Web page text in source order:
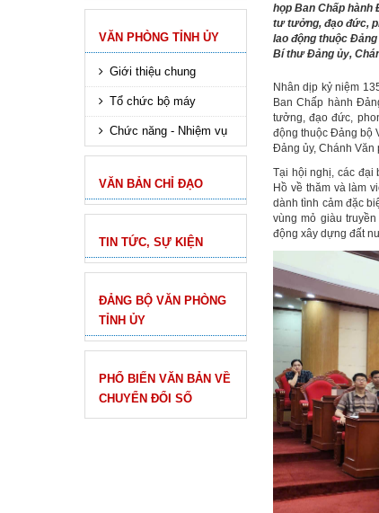
VĂN PHÒNG TỈNH ỦY
Giới thiệu chung
Tổ chức bộ máy
Chức năng - Nhiệm vụ
VĂN BẢN CHỈ ĐẠO
TIN TỨC, SỰ KIỆN
ĐẢNG BỘ VĂN PHÒNG
TỈNH ỦY
PHỔ BIẾN VĂN BẢN VỀ
CHUYỂN ĐỔI SỐ
họp Ban Chấp hành
tư tưởng, đạo đức,
lao động thuộc
Bí thư Đảng ủy,
Nhân dịp kỷ niệm
Ban Chấp hành
tưởng, đạo đức,
động thuộc Đảng bộ
Đảng ủy, Chánh Văn
Tại hội nghị, các đại
Hồ về thăm và làm
dành tình cảm đặc
vùng mỏ giàu
động xây dựng đất